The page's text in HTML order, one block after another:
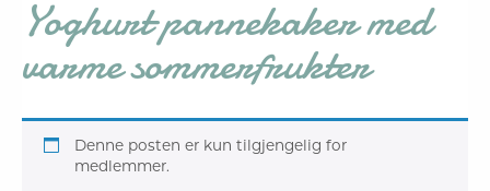
Yoghurt pannekaker med
varme sommerfrukter
Denne posten er kun tilgjengelig for
medlemmer.